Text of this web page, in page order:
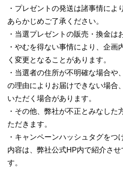
・プレゼントの発送は諸事情によ
あらかじめご了承ください。
・当選プレゼントの販売・換金は
・やむを得ない事情により、企画
く変更となることがあります。
・当選者の住所が不明確な場合や
の理由によりお届けできない場合
いただく場合があります。
・その他、弊社が不正とみなした
ただきます。
・キャンペーンハッシュタグをつ
内容は、弊社公式HP内で紹介さ
す。